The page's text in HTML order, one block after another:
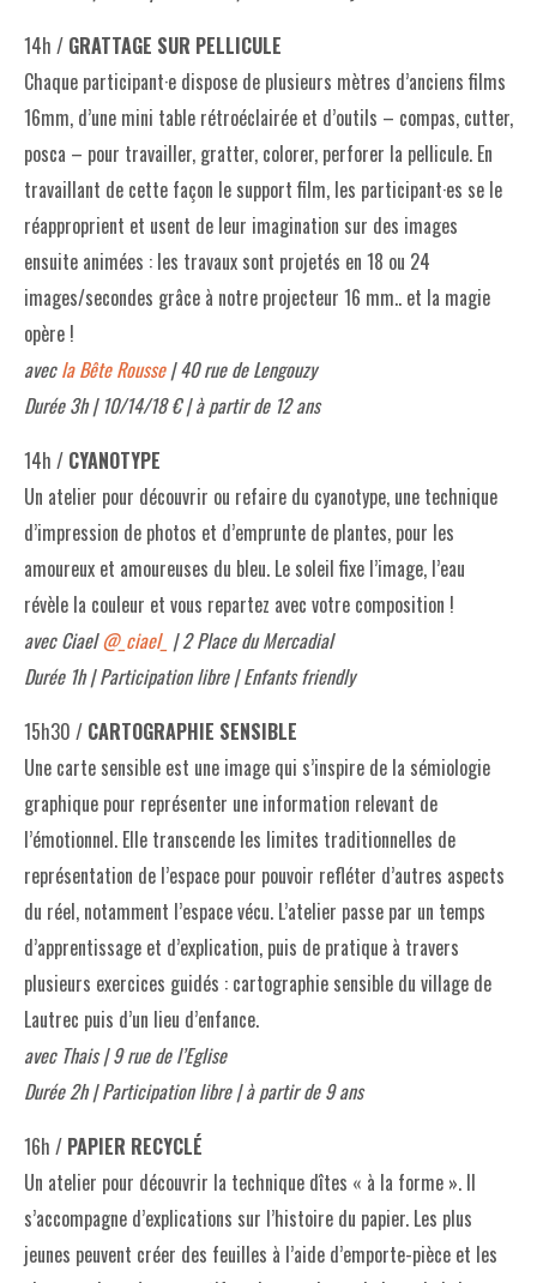
14h / GRATTAGE SUR PELLICULE
Chaque participant·e dispose de plusieurs mètres d’anciens films
16mm, d’une mini table rétroéclairée et d’outils – compas, cutter,
posca – pour travailler, gratter, colorer, perforer la pellicule. En
travaillant de cette façon le support film, les participant·es se le
réapproprient et usent de leur imagination sur des images
ensuite animées : les travaux sont projetés en 18 ou 24
images/secondes grâce à notre projecteur 16 mm.. et la magie
opère !
avecla Bête Rousse| 40 rue de Lengouzy
Durée 3h | 10/14/18 € | à partir de 12 ans
14h / CYANOTYPE
Un atelier pour découvrir ou refaire du cyanotype, une technique
d’impression de photos et d’emprunte de plantes, pour les
amoureux et amoureuses du bleu. Le soleil fixe l’image, l’eau
révèle la couleur et vous repartez avec votre composition !
avec Ciael@_ciael_ | 2 Place du Mercadial
Durée 1h | Participation libre | Enfants friendly
15h30 / CARTOGRAPHIE SENSIBLE
Une carte sensible est une image qui s’inspire de la sémiologie
graphique pour représenter une information relevant de
l’émotionnel. Elle transcende les limites traditionnelles de
représentation de l’espace pour pouvoir refléter d’autres aspects
du réel, notamment l’espace vécu. L’atelier passe par un temps
d’apprentissage et d’explication, puis de pratique à travers
plusieurs exercices guidés : cartographie sensible du village de
Lautrec puis d’un lieu d’enfance.
avec Thais | 9 rue de l’Eglise
Durée 2h | Participation libre | à partir de 9 ans
16h / PAPIER RECYCLÉ
Un atelier pour découvrir la technique dîtes « à la forme ». Il
s’accompagne d’explications sur l’histoire du papier. Les plus
jeunes peuvent créer des feuilles à l’aide d’emporte-pièce et les